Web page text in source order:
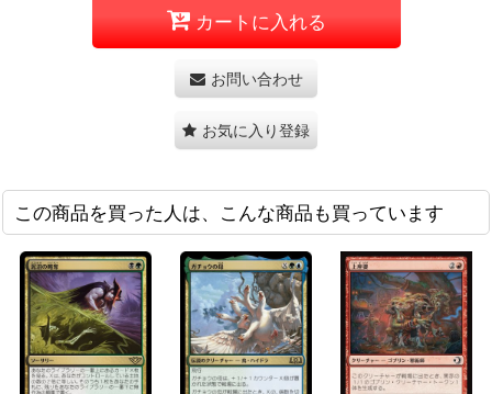
カートに入れる
お問い合わせ
お気に入り登録
この商品を買った人は、こんな商品も買っています